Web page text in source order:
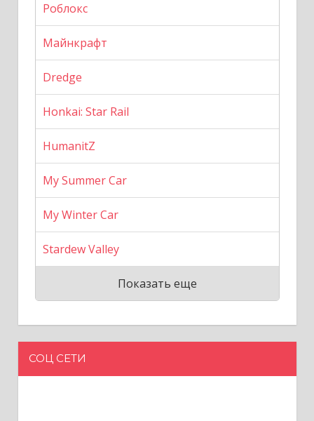
Роблокс
Майнкрафт
Dredge
Honkai: Star Rail
HumanitZ
My Summer Car
My Winter Car
Stardew Valley
Показать еще
СОЦ СЕТИ